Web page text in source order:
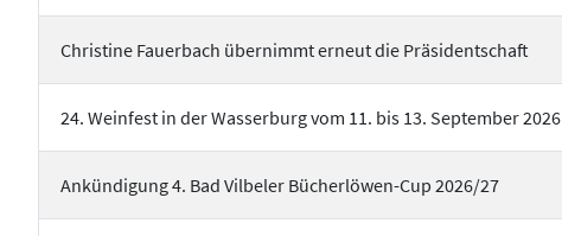
Christine Fauerbach übernimmt erneut die Präsidentschaft
24. Weinfest in der Wasserburg vom 11. bis 13. September 2026
Ankündigung 4. Bad Vilbeler Bücherlöwen-Cup 2026/27